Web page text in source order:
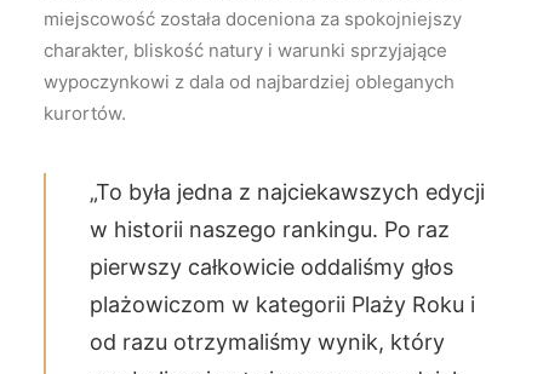
miejscowość została doceniona za spokojniejszy
charakter, bliskość natury i warunki sprzyjające
wypoczynkowi z dala od najbardziej obleganych
kurortów.
„To była jedna z najciekawszych edycji
w historii naszego rankingu. Po raz
pierwszy całkowicie oddaliśmy głos
plażowiczom w kategorii Plaży Roku i
od razu otrzymaliśmy wynik, który